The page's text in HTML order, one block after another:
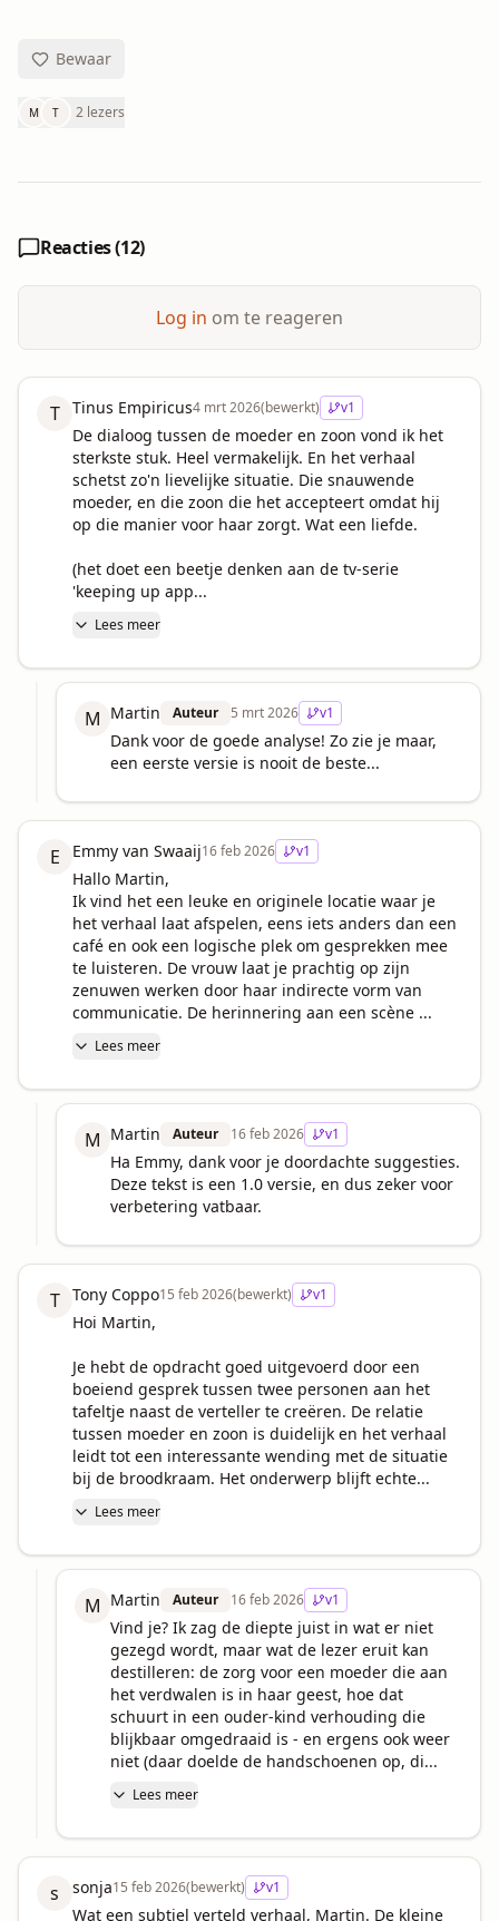
Bewaar
M T 2 lezers
Reacties (12)
Log in om te reageren
T Tinus Empiricus4 mrt 2026(bewerkt) v1
De dialoog tussen de moeder en zoon vond ik het
sterkste stuk. Heel vermakelijk. En het verhaal
schetst zo'n lievelijke situatie. Die snauwende
moeder, en die zoon die het accepteert omdat hij
op die manier voor haar zorgt. Wat een liefde.
(het doet een beetje denken aan de tv-serie
'keeping up app...
Lees meer
M Martin Auteur 5 mrt 2026 v1
Dank voor de goede analyse! Zo zie je maar,
een eerste versie is nooit de beste...
E Emmy van Swaaij16 feb 2026 v1
Hallo Martin,
Ik vind het een leuke en originele locatie waar je
het verhaal laat afspelen, eens iets anders dan een
café en ook een logische plek om gesprekken mee
te luisteren. De vrouw laat je prachtig op zijn
zenuwen werken door haar indirecte vorm van
communicatie. De herinnering aan een scène ...
Lees meer
M Martin Auteur 16 feb 2026 v1
Ha Emmy, dank voor je doordachte suggesties.
Deze tekst is een 1.0 versie, en dus zeker voor
verbetering vatbaar.
T Tony Coppo15 feb 2026(bewerkt) v1
Hoi Martin,
Je hebt de opdracht goed uitgevoerd door een
boeiend gesprek tussen twee personen aan het
tafeltje naast de verteller te creëren. De relatie
tussen moeder en zoon is duidelijk en het verhaal
leidt tot een interessante wending met de situatie
bij de broodkraam. Het onderwerp blijft echte...
Lees meer
M Martin Auteur 16 feb 2026 v1
Vind je? Ik zag de diepte juist in wat er niet
gezegd wordt, maar wat de lezer eruit kan
destilleren: de zorg voor een moeder die aan
het verdwalen is in haar geest, hoe dat
schuurt in een ouder-kind verhouding die
blijkbaar omgedraaid is - en ergens ook weer
niet (daar doelde de handschoenen op, di...
Lees meer
s sonja15 feb 2026(bewerkt) v1
Wat een subtiel verteld verhaal, Martin. De kleine